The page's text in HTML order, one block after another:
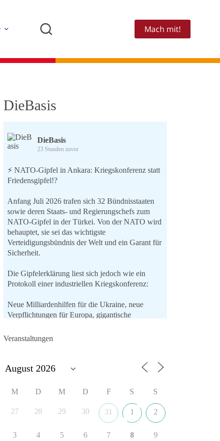
Mach mit!
DieBasis
DieBasis
23 Stunden zuvor
⚡️ NATO-Gipfel in Ankara: Kriegskonferenz statt
Friedensgipfel!?
Anfang Juli 2026 trafen sich 32 Bündnisstaaten
sowie deren Staats- und Regierungschefs zum
NATO-Gipfel in der Türkei. Von der NATO wird
behauptet, sie sei das wichtigste
Verteidigungsbündnis der Welt und ein Garant für
Sicherheit.
Die Gipfelerklärung liest sich jedoch wie ein
Protokoll einer industriellen Kriegskonferenz:
Neue Milliardenhilfen für die Ukraine, neue
Verpflichtungen für Europa, gigantische
Verteidigungsindustrie, Modernisierung der
Forderung, der Iran dürfe keine Kernwaffe
friedensorientierte Politik?
Veranstaltungen
M D M D F S S
27 28 29 30 31 1 2
3 4 5 6 7 8 9